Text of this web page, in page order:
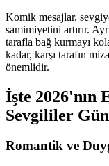
Komik mesajlar,
samimiyetini artırır.
tarafla bağ kurmayı
kadar, karşı tarafın
önemlidir.
İşte 2026'nın
Sevgililer
Romantik ve